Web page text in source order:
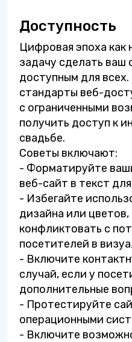
Доступность
Цифровая эпоха как
задачу сделать ваш
доступным для
стандарты веб-
с ограниченными
получить доступ к
свадьбе.
Советы включают:
- Форматируйте
веб-сайт в текст
- Избегайте
дизайна или
конфликтовать с
посетителей в
- Включите
случай, если у
дополнительные
- Протестируйте
операционными
- Включите